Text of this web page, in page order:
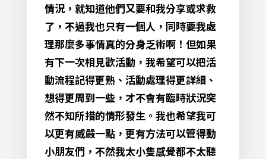
情況，就知道他們又要和我分享或求救
了，不過我也只有一個人，同時要我處
理那麼多事情真的分身乏術啊！但如果
有下一次相見歡活動，我希望可以把活
動流程記得更熟、活動處理得更詳細、
想得更周到一些，才不會有臨時狀況突
然不知所措的情形發生。我也希望我可
以更有威嚴一點，更有方法可以管得動
小朋友們，不然我太小隻感覺都不太聽